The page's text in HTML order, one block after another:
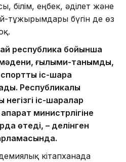
білім, еңбек, әділет және
тұжырымдары бүгін де өз
республика бойынша
ғылыми-танымдық,
іс-шара
Республикалық
іс-шаралар
министрлігіне
өтеді, – делінген
кітапханада